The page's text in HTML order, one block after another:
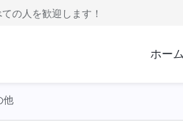
の人を歓迎します！
ホーム
他